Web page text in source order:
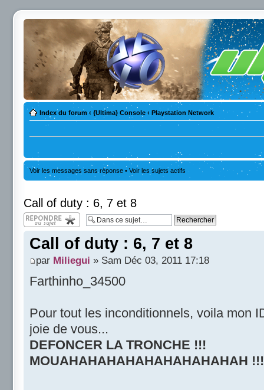
Index du forum ‹ {Ultima} Console ‹ Playstation Network
Voir les messages sans réponse • Voir les sujets actifs
Call of duty : 6, 7 et 8
Répondre
Call of duty : 6, 7 et 8
par Miliegui » Sam Déc 03, 2011 17:18
Farthinho_34500
Pour tout les inconditionnels, voila mon
joie de vous...
DEFONCER LA TRONCHE !!!
MOUAHAHAHAHAHAHAHAHAHAH !!!